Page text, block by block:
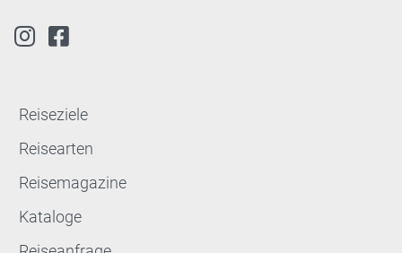
Reiseziele
Reisearten
Reisemagazine
Kataloge